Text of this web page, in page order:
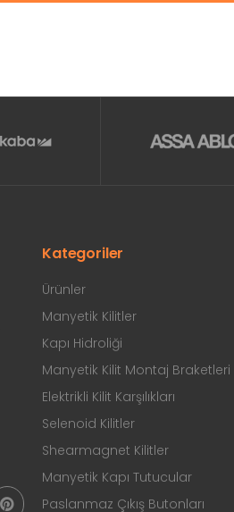
Kategoriler
Ürünler
Manyetik Kilitler
Kapı Hidroliği
Manyetik Kilit Montaj Braketleri
Elektrikli Kilit Karşılıkları
Selenoid Kilitler
Shearmagnet Kilitler
Manyetik Kapı Tutucular
Paslanmaz Çıkış Butonları